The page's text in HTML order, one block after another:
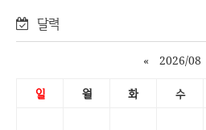
달력
« 2026/08
일 월 화 수